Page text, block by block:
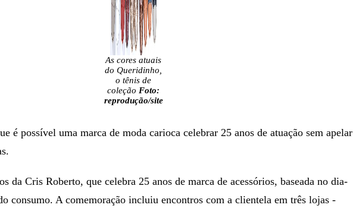
As cores atuais
do Queridinho,
o tênis de
coleção Foto:
reprodução/site
é possível uma marca de moda carioca celebrar 25 anos de atuação sem apelar
da Cris Roberto, que celebra 25 anos de marca de acessórios, baseada no dia-
consumo. A comemoração incluiu encontros com a clientela em três lojas -